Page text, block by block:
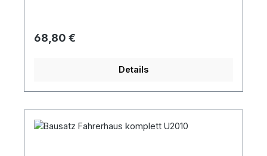
Regulärer Preis:
68,80 €
Details